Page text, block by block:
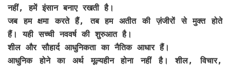
नहीं, हमें इंसान बनाए रखती है।
जब हम क्षमा करते हैं, तब हम अतीत की ज़ंजीरों से मुक्त होते
हैं। यही सच्ची नववर्ष की शुरुआत है।
शील और सौहार्द आधुनिकता का नैतिक आधार हैं।
आधुनिक होने का अर्थ मूल्यहीन होना नहीं है। शील, विचार,